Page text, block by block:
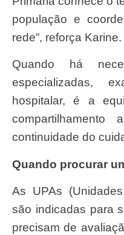
população e
rede”, reforça Karine.
Quando há necessidade de consultas
especializadas,
hospitalar, é a
compartilhamento
continuidade do
Quando procurar
As UPAs (Unidades de Pronto Atendimento)
são indicadas para
precisam de